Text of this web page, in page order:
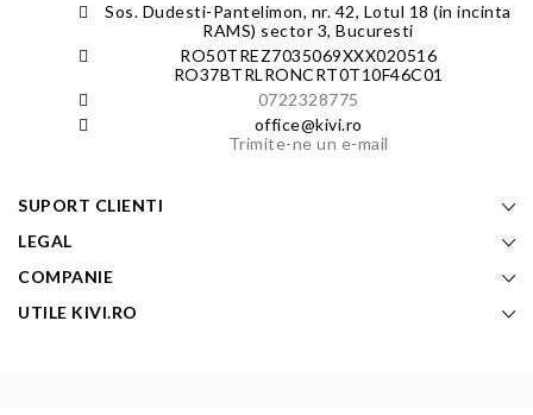
Sos. Dudesti-Pantelimon, nr. 42, Lotul 18 (in incinta
RAMS) sector 3, Bucuresti
RO50TREZ7035069XXX020516
RO37BTRLRONCRT0T10F46C01
0722328775
office@kivi.ro
Trimite-ne un e-mail
SUPORT CLIENTI
LEGAL
COMPANIE
UTILE KIVI.RO